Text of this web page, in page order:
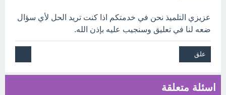
عزيزي التلميذ نحن في خدمتكم اذا كنت تريد الحل لأي سؤال
ضعه لنا في تعليق وسنجيب عليه بإذن الله.
اسئلة متعلقة